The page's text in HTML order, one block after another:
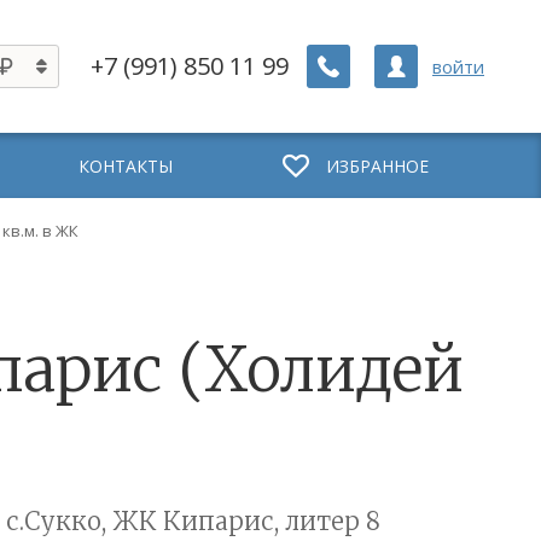
+7 (991) 850 11 99 войти
КОНТАКТЫ ИЗБРАННОЕ
кв.м. в ЖК
(Холидей
ЖК Кипарис, литер 8